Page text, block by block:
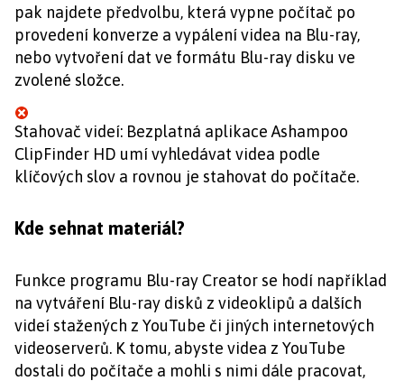
pak najdete předvolbu, která vypne počítač po
provedení konverze a vypálení videa na Blu-ray,
nebo vytvoření dat ve formátu Blu-ray disku ve
zvolené složce.
Stahovač videí: Bezplatná aplikace Ashampoo
ClipFinder HD umí vyhledávat videa podle
klíčových slov a rovnou je stahovat do počítače.
Kde sehnat materiál?
Funkce programu Blu-ray Creator se hodí například
na vytváření Blu-ray disků z videoklipů a dalších
videí stažených z YouTube či jiných internetových
videoserverů. K tomu, abyste videa z YouTube
dostali do počítače a mohli s nimi dále pracovat,